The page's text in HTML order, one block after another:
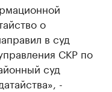
о
в суд
СКР по
суд
-